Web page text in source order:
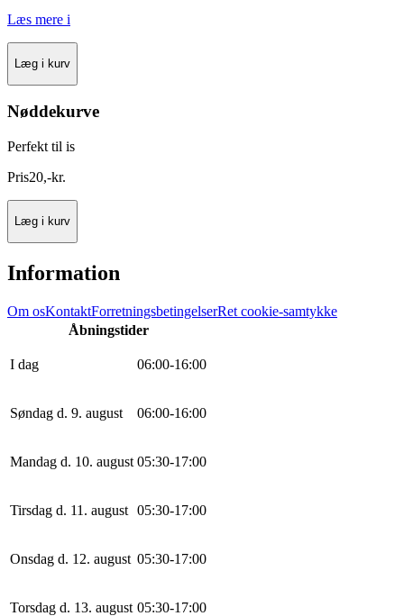
Læs mere i
Læg i kurv
Nøddekurve
Perfekt til is
Pris20,-kr.
Læg i kurv
Information
Om osKontaktForretningsbetingelserRet cookie-samtykke
Åbningstider
I dag 06:00-16:00
Søndag d. 9. august 06:00-16:00
Mandag d. 10. august 05:30-17:00
Tirsdag d. 11. august 05:30-17:00
Onsdag d. 12. august 05:30-17:00
Torsdag d. 13. august 05:30-17:00